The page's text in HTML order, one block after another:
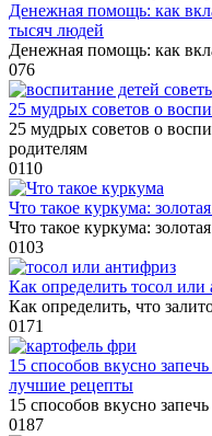
Денежная помощь: как
тысяч людей
Денежная помощь: как
076
25 мудрых советов о
25 мудрых советов о
родителям
0110
Что такое куркума:
Что такое куркума:
0103
Как определить тосол или
Как определить, что
0171
15 способов вкусно
лучшие рецепты
15 способов вкусно
0187